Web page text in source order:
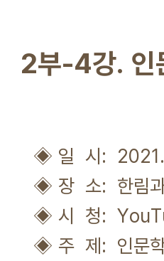
2부-4강. 인
◈ 일 시:
◈ 장 소: 한림과
◈ 시 청:
◈ 주 제: 인문학 자